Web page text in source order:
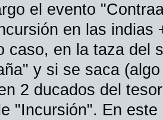
el evento
en las indias
caso, en la taza del
y si se saca
2 ducados del
"Incursión". En